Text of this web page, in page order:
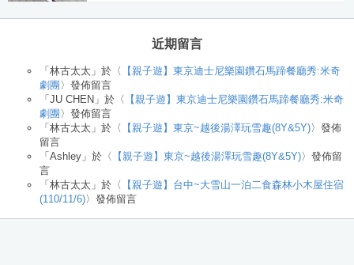
近期留言
「 林古太太 」於〈
【親子遊】東京迪士尼樂園鑽石馬蹄餐廳秀:米奇
劇團 〉發佈留言
「 JU CHEN 」於〈
【親子遊】東京迪士尼樂園鑽石馬蹄餐廳秀:米奇
劇團 〉發佈留言
「 林古太太 」於〈 【親子遊】東京~越後湯澤玩雪趣(8Y&5Y)〉發佈
留言
「 Ashley 」於〈 【親子遊】東京~越後湯澤玩雪趣(8Y&5Y)〉發佈留
言
「 林古太太 」於〈
【親子遊】台中~大雪山一泊二食森林小木屋住宿
(110/11/6)〉發佈留言